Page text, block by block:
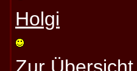
Holgi
Zur Übersicht